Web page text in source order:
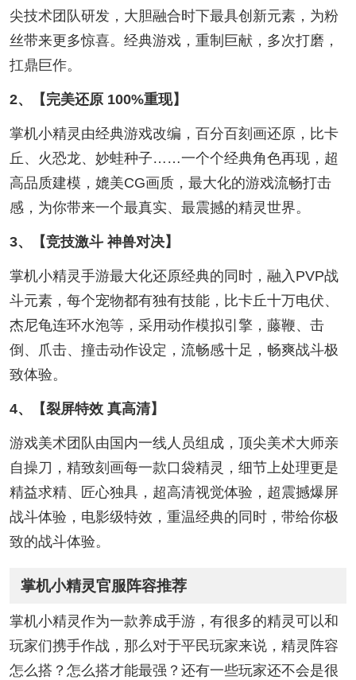
尖技术团队研发，大胆融合时下最具创新元素，为粉
丝带来更多惊喜。经典游戏，重制巨献，多次打磨，
扛鼎巨作。
2、【完美还原 100%重现】
掌机小精灵由经典游戏改编，百分百刻画还原，比卡
丘、火恐龙、妙蛙种子……一个个经典角色再现，超
高品质建模，媲美CG画质，最大化的游戏流畅打击
感，为你带来一个最真实、最震撼的精灵世界。
3、【竞技激斗 神兽对决】
掌机小精灵手游最大化还原经典的同时，融入PVP战
斗元素，每个宠物都有独有技能，比卡丘十万电伏、
杰尼龟连环水泡等，采用动作模拟引擎，藤鞭、击
倒、爪击、撞击动作设定，流畅感十足，畅爽战斗极
致体验。
4、【裂屏特效 真高清】
游戏美术团队由国内一线人员组成，顶尖美术大师亲
自操刀，精致刻画每一款口袋精灵，细节上处理更是
精益求精、匠心独具，超高清视觉体验，超震撼爆屏
战斗体验，电影级特效，重温经典的同时，带给你极
致的战斗体验。
掌机小精灵官服阵容推荐
掌机小精灵作为一款养成手游，有很多的精灵可以和
玩家们携手作战，那么对于平民玩家来说，精灵阵容
怎么搭？怎么搭才能最强？还有一些玩家还不会是很